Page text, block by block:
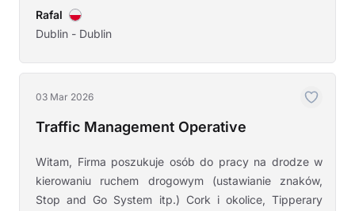
Rafal
Dublin - Dublin
03 Mar 2026
Traffic Management Operative
Witam, Firma poszukuje osób do pracy na drodze w
kierowaniu ruchem drogowym (ustawianie znaków,
Stop and Go System itp.) Cork i okolice, Tipperary